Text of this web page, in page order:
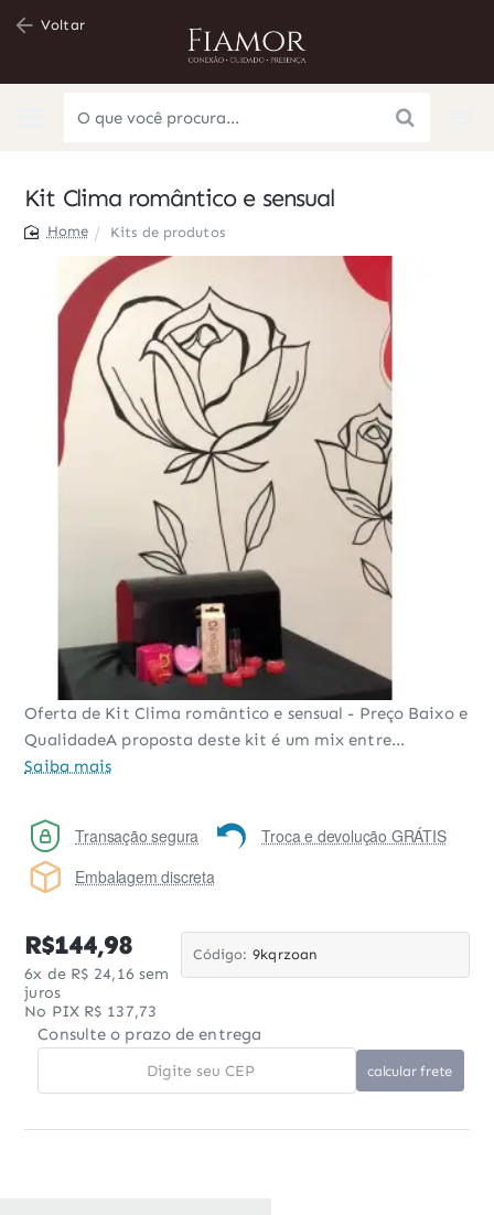
Voltar
procura...
Kit Clima romântico e sensual
Kits de produtos
Oferta de Kit Clima romântico e sensual - Preço Baixo e
QualidadeA proposta deste kit é um mix entre...
Saiba mais
Transação segura
Troca e devolução GRÁTIS
Embalagem discreta
R$144,98
6x de R$ 24,16 sem
juros
No PIX R$ 137,73
Código: 9kqrzoan
Consulte o prazo de entrega